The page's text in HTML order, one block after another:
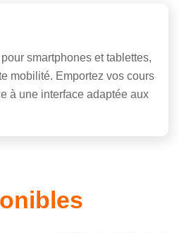
smartphones et tablettes,
mobilité. Emportez vos cours
à une interface adaptée aux